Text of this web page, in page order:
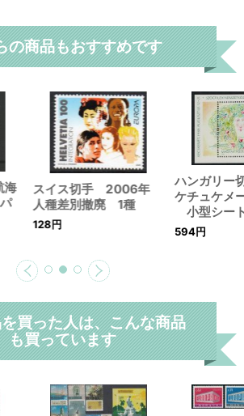
の商品もおすすめです
スイス切手 2006年
人種差別撤廃 1種
128円
ハンガリー
ケチュケメ
小型シー
594円
買った人は、こんな商品
も買っています